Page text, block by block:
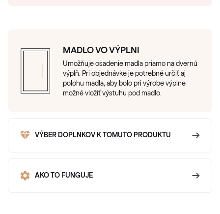
MADLO VO VÝPLNI
Umožňuje osadenie madla priamo na dvernú
výplň. Pri objednávke je potrebné určiť aj
polohu madla, aby bolo pri výrobe výplne
možné vložiť výstuhu pod madlo.
VÝBER DOPLNKOV K TOMUTO PRODUKTU
AKO TO FUNGUJE